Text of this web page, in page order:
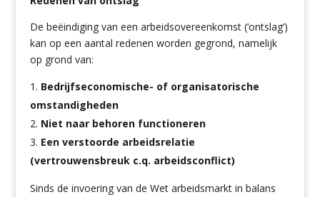
De beëindiging van een arbeidsovereenkomst (‘ontslag’)
kan op een aantal redenen worden gegrond, namelijk
op grond van:
Bedrijfseconomische- of organisatorische
omstandigheden
Niet naar behoren functioneren
Een verstoorde arbeidsrelatie
(vertrouwensbreuk c.q. arbeidsconflict)
Sinds de invoering van de Wet arbeidsmarkt in balans